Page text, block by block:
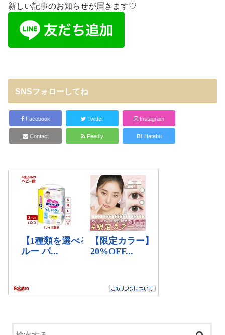
新しい記事のお知らせが届きます♡
SNSフォローしてね
Facebook Twitter Instagram
Contact Feedly B! Hatebu